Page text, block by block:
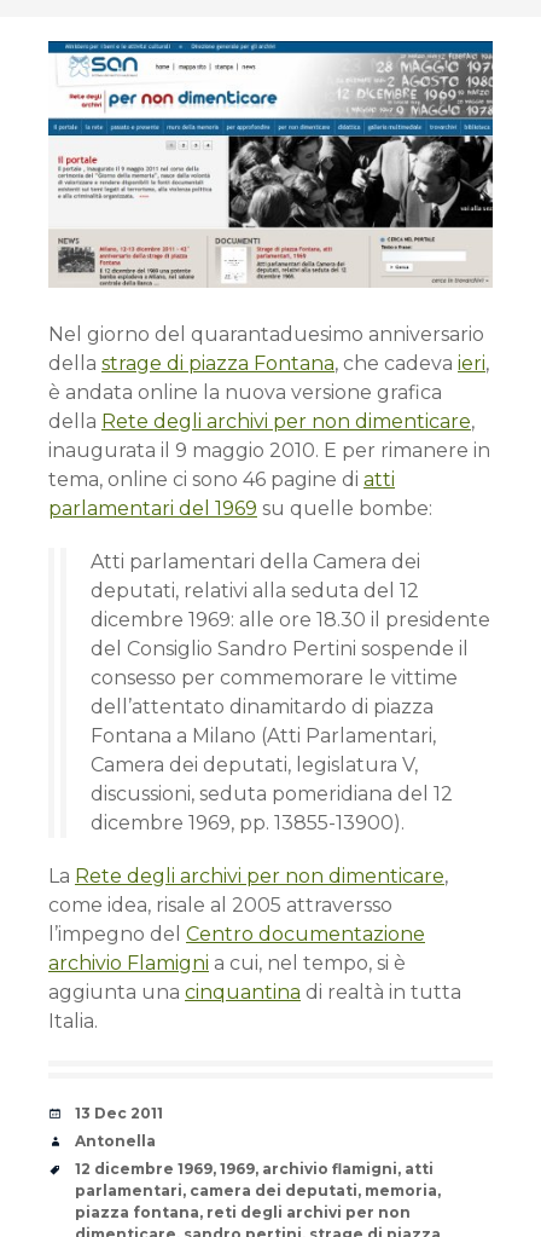
Nel giorno del quarantaduesimo anniversario
della strage di piazza Fontana, che cadeva ieri,
è andata online la nuova versione grafica
della Rete degli archivi per non dimenticare,
inaugurata il 9 maggio 2010. E per rimanere in
tema, online ci sono 46 pagine di atti
parlamentari del 1969 su quelle bombe:
Atti parlamentari della Camera dei
deputati, relativi alla seduta del 12
dicembre 1969: alle ore 18.30 il presidente
del Consiglio Sandro Pertini sospende il
consesso per commemorare le vittime
dell’attentato dinamitardo di piazza
Fontana a Milano (Atti Parlamentari,
Camera dei deputati, legislatura V,
discussioni, seduta pomeridiana del 12
dicembre 1969, pp. 13855-13900).
La Rete degli archivi per non dimenticare,
come idea, risale al 2005 attraversso
l’impegno del Centro documentazione
archivio Flamigni a cui, nel tempo, si è
aggiunta una cinquantina di realtà in tutta
Italia.
Date
13 Dec 2011
Author
Antonella
Tags
12 dicembre 1969, 1969, archivio flamigni, atti
parlamentari, camera dei deputati, memoria,
piazza fontana, reti degli archivi per non